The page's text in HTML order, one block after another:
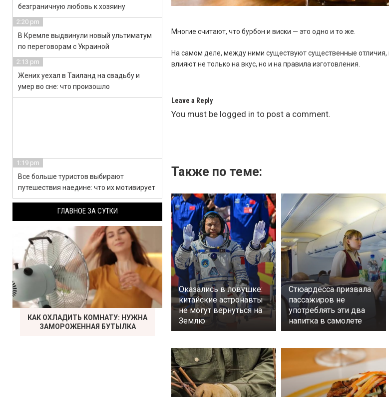
Многие считают, что бурбон и виски — это одно и то же.
На самом деле, между ними существуют существенные отличия,
влияют не только на вкус, но и на правила изготовления.
Leave a Reply
You must be logged in to post a comment.
Также по теме:
Оказались в ловушке:
китайские астронавты
не могут вернуться на
Землю
Стюардесса призвала
пассажиров не
употреблять эти два
напитка в самолете
безграничную любовь к хозяину
2:20 pm
В Кремле выдвинули новый ультиматум
по переговорам с Украиной
2:13 pm
Жених уехал в Таиланд на свадьбу и
умер во сне: что произошло
1:19 pm
Все больше туристов выбирают
путешествия наедине: что их мотивирует
ГЛАВНОЕ ЗА СУТКИ
КАК ОХЛАДИТЬ КОМНАТУ: НУЖНА
ЗАМОРОЖЕННАЯ БУТЫЛКА